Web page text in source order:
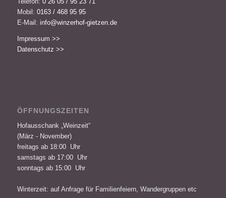
Mobil: 0163 / 468 95 95
E-Mail: info@winzerhof-gietzen.de
Impressum >>
Datenschutz >>
ÖFFNUNGSZEITEN
Hofausschank „Weinzeit“
(März - November)
freitags ab 18:00 Uhr
samstags ab 17:00 Uhr
sonntags ab 15:00 Uhr
Winterzeit: auf Anfrage für Familienfeiern, Wandergruppen etc